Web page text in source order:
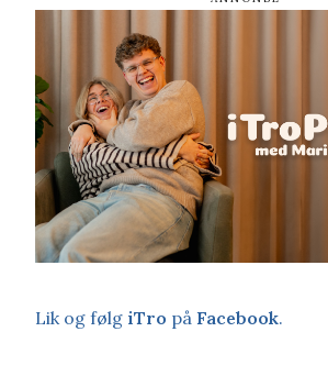
Lik og følg iTro på Facebook.